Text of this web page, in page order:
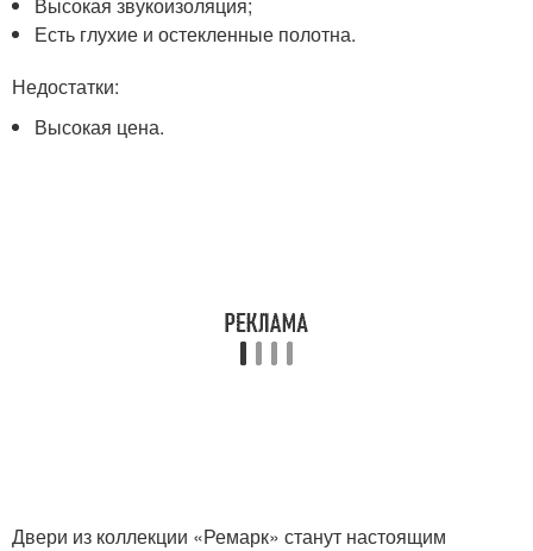
Есть глухие и остекленные полотна.
Недостатки:
Высокая цена.
Двери из коллекции «Ремарк» станут настоящим